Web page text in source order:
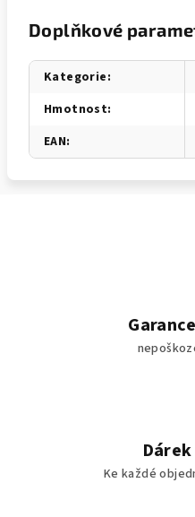
Doplňkové
Kategorie:
Hmotnost:
EAN:
Ke každé